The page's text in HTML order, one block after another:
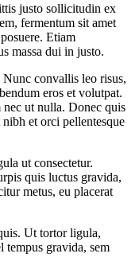
justo sollicitudin ex
fermentum sit amet
Etiam
massa dui in justo.
convallis leo risus,
eros et volutpat.
ut nulla. Donec quis
et orci pellentesque
ut consectetur.
quis luctus gravida,
metus, eu placerat
Ut tortor ligula,
tempus gravida, sem